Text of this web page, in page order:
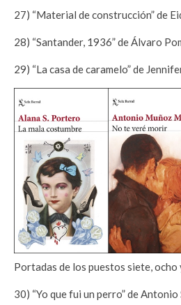
27) “Material de construcción” de
28) “Santander, 1936” de Álvaro
29) “La casa de caramelo” de
Portadas de los puestos siete, ocho
30) “Yo que fui un perro” de